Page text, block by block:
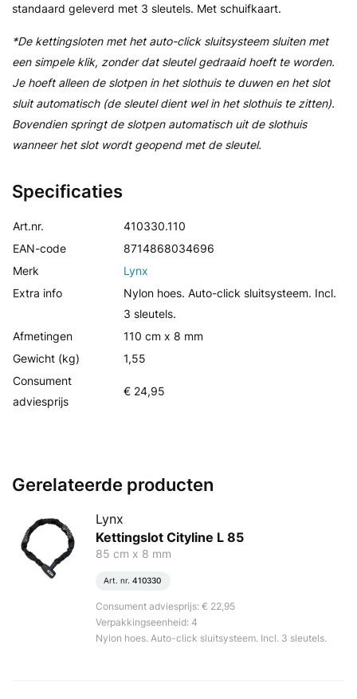
Specificaties
Art.nr.
410330.110
EAN-code
8714868034696
Merk
Lynx
Extra info
Nylon hoes. Auto-click sluitsysteem. Incl.
3 sleutels.
Afmetingen
110 cm x 8 mm
Gewicht (kg)
1,55
Consument
adviesprijs
€ 24,95
standaard geleverd met 3 sleutels. Met schuifkaart.
*De kettingsloten met het auto-click sluitsysteem sluiten met
een simpele klik, zonder dat sleutel gedraaid hoeft te worden.
Je hoeft alleen de slotpen in het slothuis te duwen en het slot
sluit automatisch (de sleutel dient wel in het slothuis te zitten).
Bovendien springt de slotpen automatisch uit de slothuis
wanneer het slot wordt geopend met de sleutel.
Gerelateerde producten
Lynx
Kettingslot Cityline L 85
85 cm x 8 mm
Art. nr. 410330
Consument adviesprijs: € 22,95
Verpakkingseenheid: 4
Nylon hoes. Auto-click sluitsysteem. Incl. 3 sleutels.